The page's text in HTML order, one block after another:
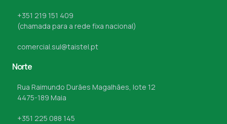
+351 219 151 409
(chamada para a rede fixa nacional)
comercial.sul@taistel.pt
Norte
Rua Raimundo Durães Magalhães, lote 12
4475-189 Maia
+351 225 088 145